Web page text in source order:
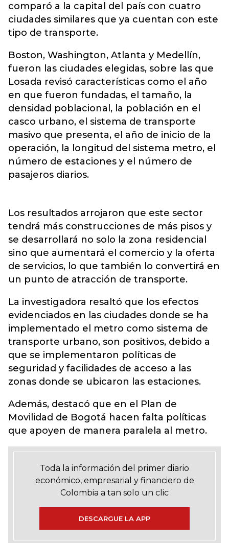
comparó a la capital del país con cuatro
ciudades similares que ya cuentan con este
tipo de transporte.
Boston, Washington, Atlanta y Medellín,
fueron las ciudades elegidas, sobre las que
Losada revisó características como el año
en que fueron fundadas, el tamaño, la
densidad poblacional, la población en el
casco urbano, el sistema de transporte
masivo que presenta, el año de inicio de la
operación, la longitud del sistema metro, el
número de estaciones y el número de
pasajeros diarios.
Los resultados arrojaron que este sector
tendrá más construcciones de más pisos y
se desarrollará no solo la zona residencial
sino que aumentará el comercio y la oferta
de servicios, lo que también lo convertirá en
un punto de atracción de transporte.
La investigadora resaltó que los efectos
evidenciados en las ciudades donde se ha
implementado el metro como sistema de
transporte urbano, son positivos, debido a
que se implementaron políticas de
seguridad y facilidades de acceso a las
zonas donde se ubicaron las estaciones.
Además, destacó que en el Plan de
Movilidad de Bogotá hacen falta políticas
que apoyen de manera paralela al metro.
Toda la información del primer diario
económico, empresarial y financiero de
Colombia a tan solo un clic
DESCARGUE LA APP